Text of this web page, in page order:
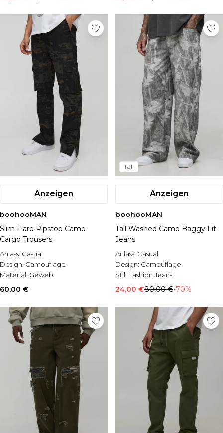
Anzeigen
boohooMAN
Slim Flare Ripstop Camo
Cargo Trousers
Anlass: Casual
Design: Camouflage
Material: Gewebt
60,00 €
Tall
Anzeigen
boohooMAN
Tall Washed Camo Baggy Fit
Jeans
Anlass: Casual
Design: Camouflage
Stil: Fashion Jeans
24,00 €80,00 €-70%